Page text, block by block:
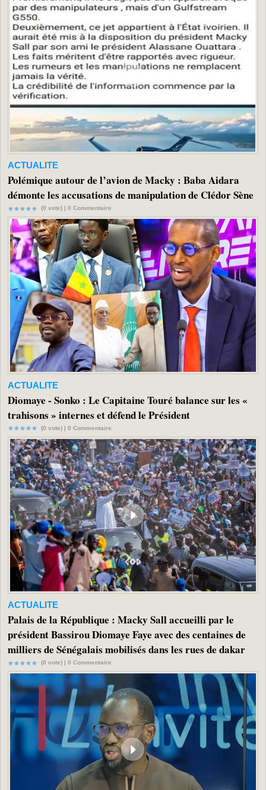
ACTUALITE
Polémique autour de l’avion de Macky : Baba Aidara
démonte les accusations de manipulation de Clédor Sène
(0 vote) | 0 Commentaire
ACTUALITE
Diomaye - Sonko : Le Capitaine Touré balance sur les «
trahisons » internes et défend le Président
(0 vote) | 0 Commentaire
ACTUALITE
Palais de la République : Macky Sall accueilli par le
président Bassirou Diomaye Faye avec des centaines de
milliers de Sénégalais mobilisés dans les rues de dakar
(0 vote) | 0 Commentaire